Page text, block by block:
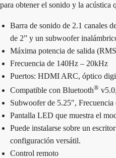
para obtener el sonido y la acústica
Barra de sonido de 2.1 canales
de 2” y un subwoofer
Máxima potencia de salida
Frecuencia de 140Hz – 20kHz
Puertos: HDMI ARC, óptico
Compatible con Bluetooth®
Subwoofer de 5.25″,
Pantalla LED que muestra el
Puede instalarse sobre un
configuración versátil.
Control remoto